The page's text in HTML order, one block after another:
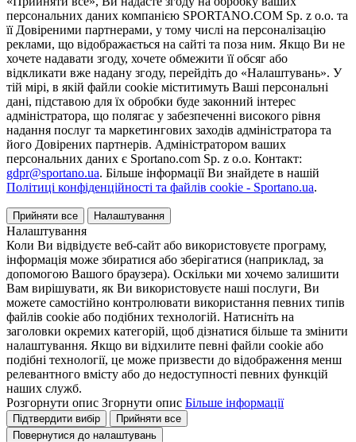
персональних даних компанією SPORTANO.COM Sp. z o.o. та
її Довіреними партнерами, у тому числі на персоналізацію
реклами, що відображається на сайті та поза ним. Якщо Ви не
хочете надавати згоду, хочете обмежити її обсяг або
відкликати вже надану згоду, перейдіть до «Налаштувань». У
тій мірі, в якій файли cookie міститимуть Ваші персональні
дані, підставою для їх обробки буде законний інтерес
адміністратора, що полягає у забезпеченні високого рівня
надання послуг та маркетингових заходів адміністратора та
його Довірених партнерів. Адміністратором ваших
персональних даних є Sportano.com Sp. z o.o. Контакт:
gdpr@sportano.ua. Більше інформації Ви знайдете в нашій
Політиці конфіденційності та файлів cookie - Sportano.ua.
Прийняти все Налаштування
Налаштування
Коли Ви відвідуєте веб-сайт або використовуєте програму,
інформація може збиратися або зберігатися (наприклад, за
допомогою Вашого браузера). Оскільки ми хочемо залишити
Вам вирішувати, як Ви використовуєте наші послуги, Ви
можете самостійно контролювати використання певних типів
файлів cookie або подібних технологій. Натисніть на
заголовки окремих категорій, щоб дізнатися більше та змінити
налаштування. Якщо ви відхилите певні файли cookie або
подібні технології, це може призвести до відображення менш
релевантного вмісту або до недоступності певних функцій
наших служб.
Розгорнути опис Згорнути опис Більше інформації
Підтвердити вибір
Прийняти все
Повернутися до налаштувань